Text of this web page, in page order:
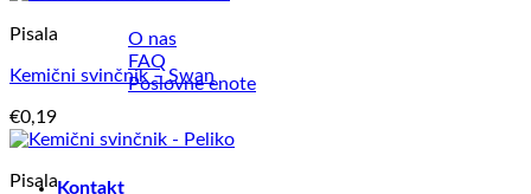
O nas
FAQ
Poslovne enote
Kontakt
Pisala
Kemični svinčnik – Swan
€0,19
Pisala